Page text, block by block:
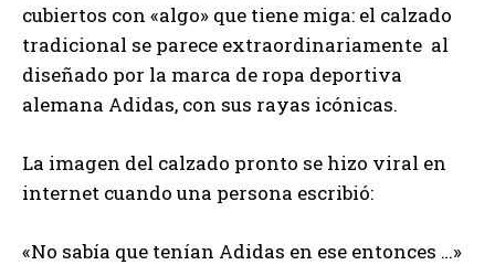
cubiertos con «algo» que tiene miga: el calzado
tradicional se parece extraordinariamente al
diseñado por la marca de ropa deportiva
alemana Adidas, con sus rayas icónicas.
La imagen del calzado pronto se hizo viral en
internet cuando una persona escribió:
«No sabía que tenían Adidas en ese entonces …»